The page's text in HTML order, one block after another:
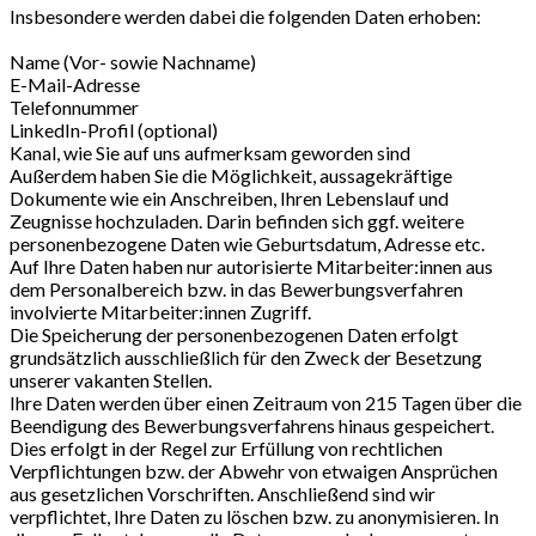
Insbesondere werden dabei die folgenden Daten erhoben:
Name (Vor- sowie Nachname)
E-Mail-Adresse
Telefonnummer
LinkedIn-Profil (optional)
Kanal, wie Sie auf uns aufmerksam geworden sind
Außerdem haben Sie die Möglichkeit, aussagekräftige
Dokumente wie ein Anschreiben, Ihren Lebenslauf und
Zeugnisse hochzuladen. Darin befinden sich ggf. weitere
personenbezogene Daten wie Geburtsdatum, Adresse etc.
Auf Ihre Daten haben nur autorisierte Mitarbeiter:innen aus
dem Personalbereich bzw. in das Bewerbungsverfahren
involvierte Mitarbeiter:innen Zugriff.
Die Speicherung der personenbezogenen Daten erfolgt
grundsätzlich ausschließlich für den Zweck der Besetzung
unserer vakanten Stellen.
Ihre Daten werden über einen Zeitraum von 215 Tagen über die
Beendigung des Bewerbungsverfahrens hinaus gespeichert.
Dies erfolgt in der Regel zur Erfüllung von rechtlichen
Verpflichtungen bzw. der Abwehr von etwaigen Ansprüchen
aus gesetzlichen Vorschriften. Anschließend sind wir
verpflichtet, Ihre Daten zu löschen bzw. zu anonymisieren. In